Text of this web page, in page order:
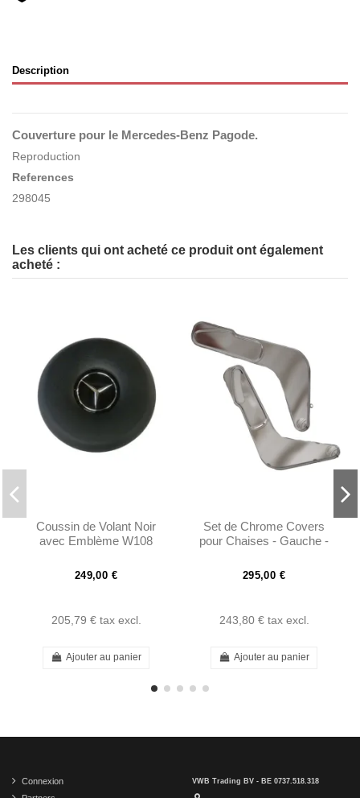
Description
Couverture pour le Mercedes-Benz Pagode.
Reproduction
References
298045
Les clients qui ont acheté ce produit ont également
acheté :
Coussin de Volant Noir
avec Emblème W108
1154640342
249,00 €
205,79 € tax excl.
Ajouter au panier
Set de Chrome Covers
pour Chaises - Gauche -
295,00 €
243,80 € tax excl.
Ajouter au panier
Connexion
VWB Trading BV - BE 0737.518.318